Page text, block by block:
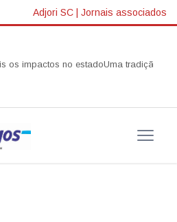
Adjori SC | Jornais associados
no estadoUma tradição que